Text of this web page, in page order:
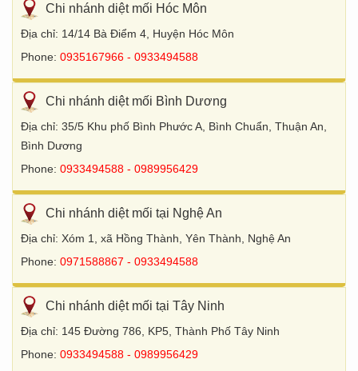
Chi nhánh diệt mối Hóc Môn
Địa chỉ: 14/14 Bà Điểm 4, Huyện Hóc Môn
Phone: 0935167966 - 0933494588
Chi nhánh diệt mối Bình Dương
Địa chỉ: 35/5 Khu phố Bình Phước A, Bình Chuẩn, Thuận An,
Bình Dương
Phone: 0933494588 - 0989956429
Chi nhánh diệt mối tại Nghệ An
Địa chỉ: Xóm 1, xã Hồng Thành, Yên Thành, Nghệ An
Phone: 0971588867 - 0933494588
Chi nhánh diệt mối tại Tây Ninh
Địa chỉ: 145 Đường 786, KP5, Thành Phố Tây Ninh
Phone: 0933494588 - 0989956429